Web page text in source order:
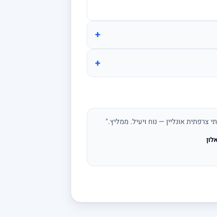
+
+
צרפתית אונליין — נוח ויעיל. ממליץ."